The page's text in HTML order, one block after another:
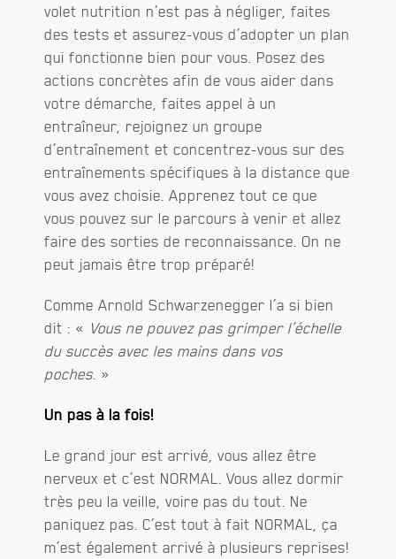
volet nutrition n’est pas à négliger, faites
des tests et assurez-vous d’adopter un plan
qui fonctionne bien pour vous. Posez des
actions concrètes afin de vous aider dans
votre démarche, faites appel à un
entraîneur, rejoignez un groupe
d’entraînement et concentrez-vous sur des
entraînements spécifiques à la distance que
vous avez choisie. Apprenez tout ce que
vous pouvez sur le parcours à venir et allez
faire des sorties de reconnaissance. On ne
peut jamais être trop préparé!
Comme Arnold Schwarzenegger l’a si bien
dit : « Vous ne pouvez pas grimper l’échelle
du succès avec les mains dans vos
poches . »
Un pas à la fois!
Le grand jour est arrivé, vous allez être
nerveux et c’est NORMAL. Vous allez dormir
très peu la veille, voire pas du tout. Ne
paniquez pas. C’est tout à fait NORMAL, ça
m’est également arrivé à plusieurs reprises!